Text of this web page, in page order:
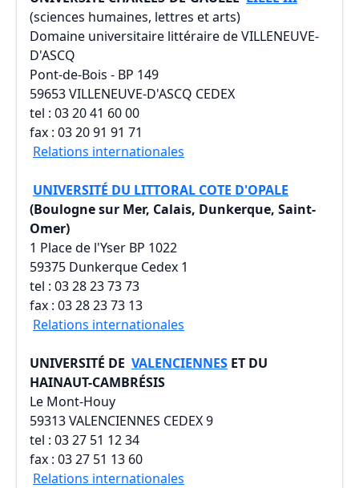
(sciences humaines, lettres et arts)
Domaine universitaire littéraire de VILLENEUVE-
D'ASCQ
Pont-de-Bois - BP 149
59653 VILLENEUVE-D'ASCQ CEDEX
tel : 03 20 41 60 00
fax : 03 20 91 91 71
Relations internationales
UNIVERSITÉ DU LITTORAL COTE D'OPALE
(Boulogne sur Mer, Calais, Dunkerque, Saint-
Omer)
1 Place de l'Yser BP 1022
59375 Dunkerque Cedex 1
tel : 03 28 23 73 73
fax : 03 28 23 73 13
Relations internationales
UNIVERSITÉ DE VALENCIENNES ET DU
HAINAUT-CAMBRÉSIS
Le Mont-Houy
59313 VALENCIENNES CEDEX 9
tel : 03 27 51 12 34
fax : 03 27 51 13 60
Relations internationales